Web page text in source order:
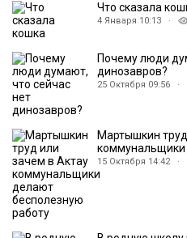
Что сказала
4 Января 10:13 ·
Почему люди
динозавров?
25 Октября 09:56 ·
Мартышкин
коммунальщики
15 Октября 14:42 ·